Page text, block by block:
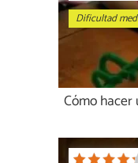
Dificultad
Cómo hacer